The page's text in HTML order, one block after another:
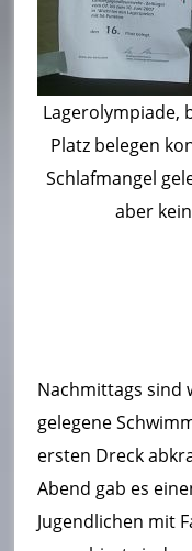
Lagerolympiade,
Platz belegen
Schlafmangel
aber
Nachmittags sind
gelegene
ersten Dreck
Abend gab es
Jugendlichen mit